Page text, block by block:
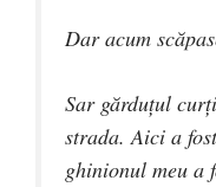
Dar acum
Sar gărduţul
strada. Aici a
ghinionul meu a